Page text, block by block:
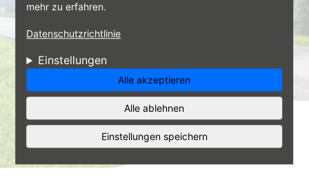
mehr zu erfahren.
Datenschutzrichtlinie
Einstellungen
Alle akzeptieren
Alle ablehnen
Einstellungen speichern